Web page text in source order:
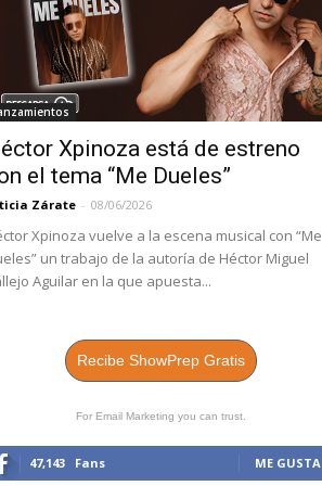
Xpinoza está de estreno
el tema “Me Dueles”
Zárate - 08/06/2026
Xpinoza vuelve a la escena musical con “Me
un trabajo de la autoría de Héctor Miguel
Aguilar en la que apuesta...
Recibe ShowPrep Gratis
For Email Marketing you can trust.
47,143 Fans ME GUSTA